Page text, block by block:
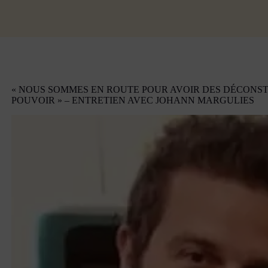
« NOUS SOMMES EN ROUTE POUR AVOIR DES
POUVOIR » – ENTRETIEN AVEC JOHANN MARGULIES